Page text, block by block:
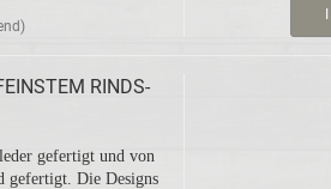
RINDS­
ge­fer­tigt und von
ge­fer­tigt. Die De­signs